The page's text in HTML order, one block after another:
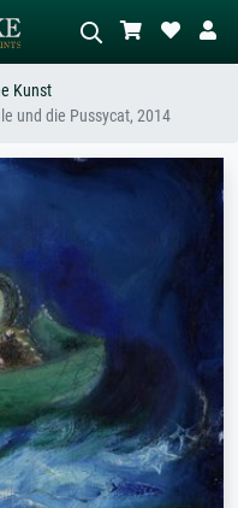
Sie die Szene – z.B. Grüne
Stehender Akt neben einem
Kunst
und die Pussycat, 2014